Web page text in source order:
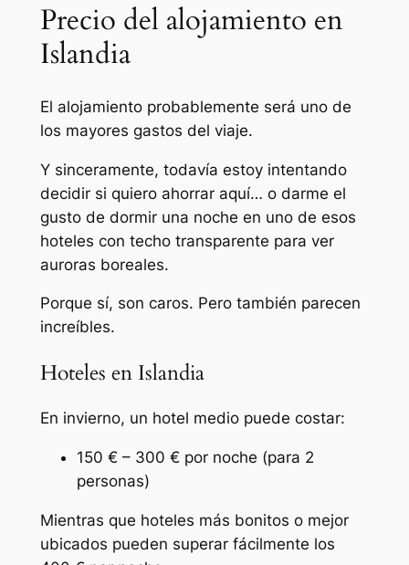
Precio del alojamiento en
Islandia
El alojamiento probablemente será uno de
los mayores gastos del viaje.
Y sinceramente, todavía estoy intentando
decidir si quiero ahorrar aquí… o darme el
gusto de dormir una noche en uno de esos
hoteles con techo transparente para ver
auroras boreales.
Porque sí, son caros. Pero también parecen
increíbles.
Hoteles en Islandia
En invierno, un hotel medio puede costar:
150 € – 300 € por noche (para 2
personas)
Mientras que hoteles más bonitos o mejor
ubicados pueden superar fácilmente los